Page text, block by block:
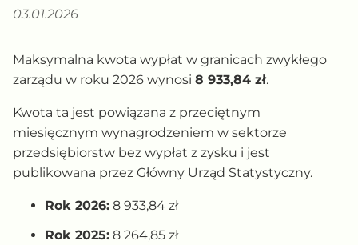
03.01.2026
Maksymalna kwota wypłat w granicach zwykłego
zarządu w roku 2026 wynosi 8 933,84 zł.
Kwota ta jest powiązana z przeciętnym
miesięcznym wynagrodzeniem w sektorze
przedsiębiorstw bez wypłat z zysku i jest
publikowana przez Główny Urząd Statystyczny.
Rok 2026: 8 933,84 zł
Rok 2025: 8 264,85 zł